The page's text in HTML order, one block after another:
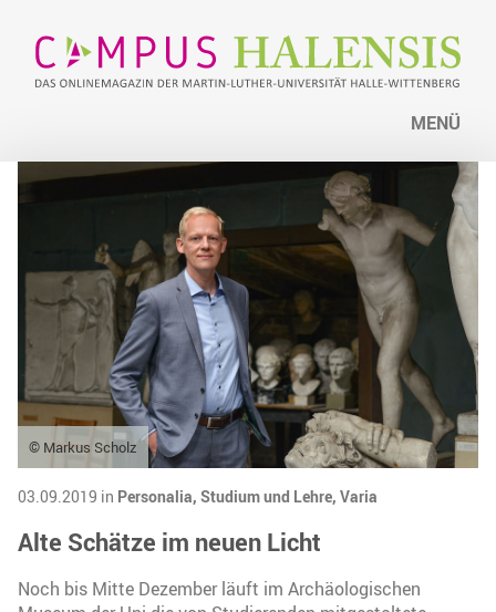
MENÜ
© Markus Scholz
03.09.2019 in Personalia, Studium und Lehre, Varia
Alte Schätze im neuen Licht
Noch bis Mitte Dezember läuft im Archäologischen